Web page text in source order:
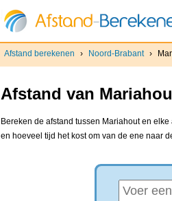
Afstand berekenen › Noord-Brabant ›
Afstand van
Bereken de afstand tussen Mariahout en
en hoeveel tijd het kost om van de ene naar